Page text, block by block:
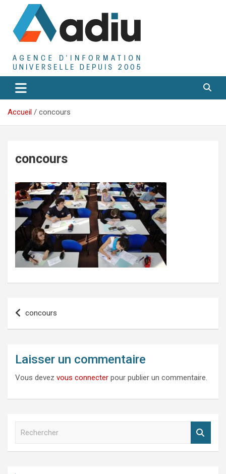
contenu
Adiu
Agence D'Informations Universelle
Accueil concours
concours
Navigation
de
concours
Laisser un commentaire
Vous devez vous connecter pour publier un commentaire.